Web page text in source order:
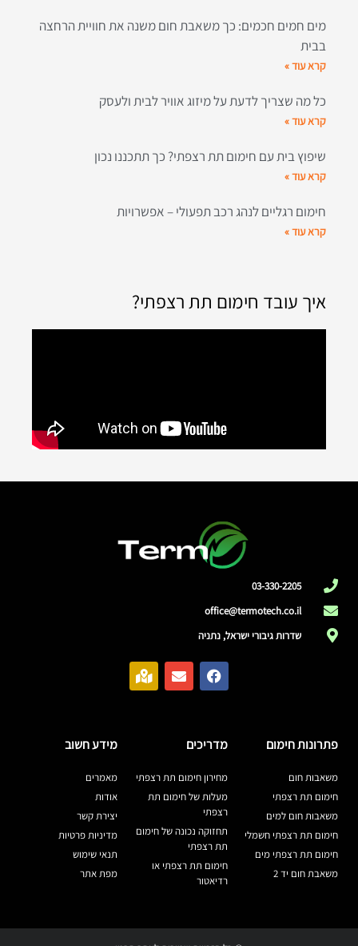
מים חמים חכמים: כך משאבת חום משנה את חוויית הרחצה
בבית
קרא עוד »
כל מה שצריך לדעת על מיזוג אוויר לבית ולעסק
קרא עוד »
שיפוץ בית עם חימום תת רצפתי? כך תתכננו נכון
קרא עוד »
חימום רגליים לנהג רכב תפעולי – אפשרויות
קרא עוד »
איך עובד חימום תת רצפתי?
03-330-2205
office@termotech.co.il
שדרות גיבורי ישראל, נתניה
פתרונות חימום
משאבות חום
חימום תת רצפתי
משאבות חום למים
חימום תת רצפתי חשמלי
חימום תת רצפתי מים
משאבת חום יד 2
מדריכים
מחירון חימום תת רצפתי
מעלות של חימום תת
רצפתי
תחזוקה נכונה של חימום
תת רצפתי
חימום תת רצפתי או
רדיאטור
מידע חשוב
מאמרים
אודות
יצירת קשר
מדיניות פרטיות
תנאי שימוש
מפת אתר